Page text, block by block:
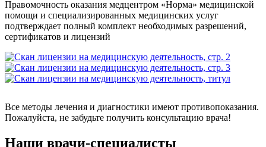
Правомочность оказания медцентром «Норма» медицинской
помощи и специализированных медицинских услуг
подтверждает полный комплект необходимых разрешений,
сертификатов и лицензий
Все методы лечения и диагностики имеют противопоказания.
Пожалуйста, не забудьте получить консультацию врача!
Наши врачи-специалисты